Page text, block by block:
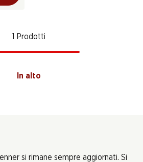
1 Prodotti
In alto
si rimane sempre aggiornati. Si